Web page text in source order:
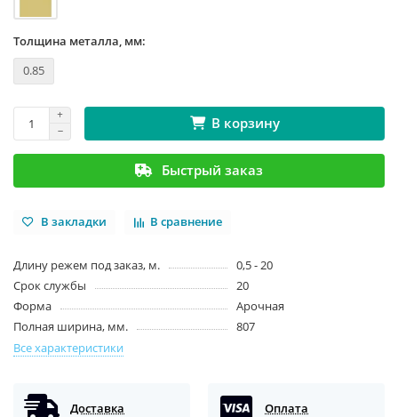
Толщина металла, мм:
0.85
В корзину
Быстрый заказ
В закладки В сравнение
Длину режем под заказ, м.
0,5 - 20
Срок службы
20
Форма
Арочная
Полная ширина, мм.
807
Все характеристики
Доставка Оплата